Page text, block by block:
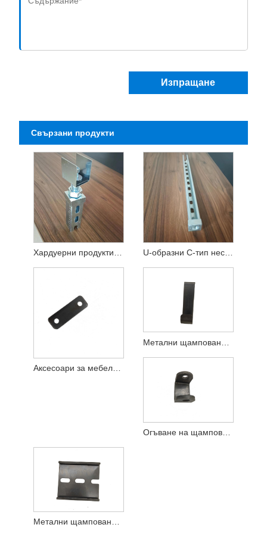
Изпращане
Свързани продукти
Хардуерни продукти Аксесоари за фотоволтаични скоби U-образни C-тип нестандартни персонализирани части за щамповане
Аксесоари за мебелен обков метални щамповани части
Огъване на щамповани части от неръждаема стомана
Метални щамповани части огъване неръждаема